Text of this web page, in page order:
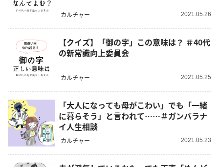
カルチャー 2021.05.26
【クイズ】「御の字」この意味は？ ＃40代
の新常識向上委員会
カルチャー 2021.05.25
「大人になっても母がこわい」でも「一緒
に暮らそう」と言われて……＃ガンバラナ
イ人生相談
カルチャー 2021.05.23